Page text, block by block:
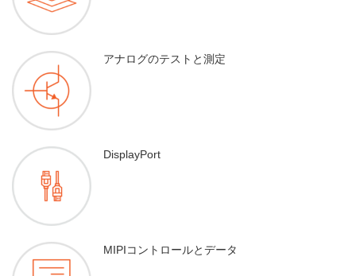
アナログのテストと測定
DisplayPort
MIPIコントロールとデータ